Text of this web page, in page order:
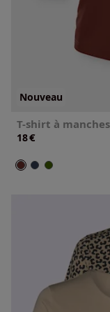
Nouveau
T-shirt à
18€